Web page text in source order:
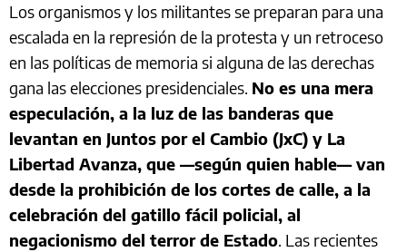
Los organismos y los militantes se preparan para una
escalada en la represión de la protesta y un retroceso
en las políticas de memoria si alguna de las derechas
gana las elecciones presidenciales. No es una mera
especulación, a la luz de las banderas que
levantan en Juntos por el Cambio (JxC) y La
Libertad Avanza, que —según quien hable— van
desde la prohibición de los cortes de calle, a la
celebración del gatillo fácil policial, al
negacionismo del terror de Estado. Las recientes